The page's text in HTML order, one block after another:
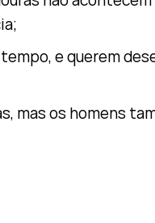
e querem
mas os homens